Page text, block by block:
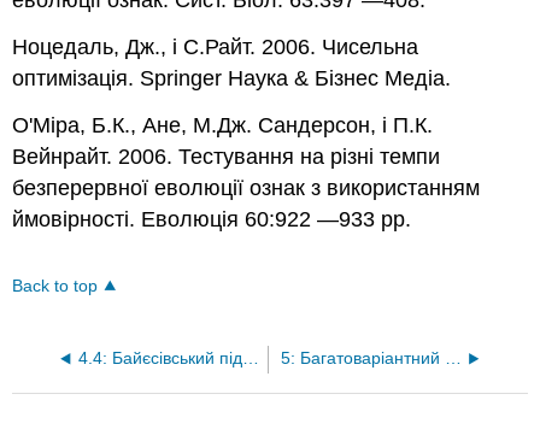
Ноцедаль, Дж., і С.Райт. 2006. Чисельна
оптимізація. Springer Наука & Бізнес Медіа.
О'Міра, Б.К., Ане, М.Дж. Сандерсон, і П.К.
Вейнрайт. 2006. Тестування на різні темпи
безперервної еволюції ознак з використанням
ймовірності. Еволюція 60:922 —933 рр.
Back to top
4.4: Байєсівський підхід до еволюційних темпів 5: Багатоваріантний Brownian руху